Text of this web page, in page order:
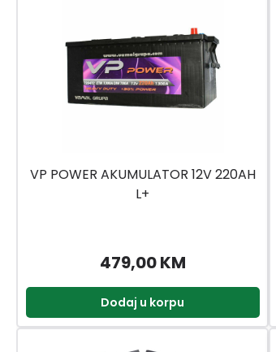
VP POWER AKUMULATOR 12V 220AH
L+
479,00 KM
Dodaj u korpu